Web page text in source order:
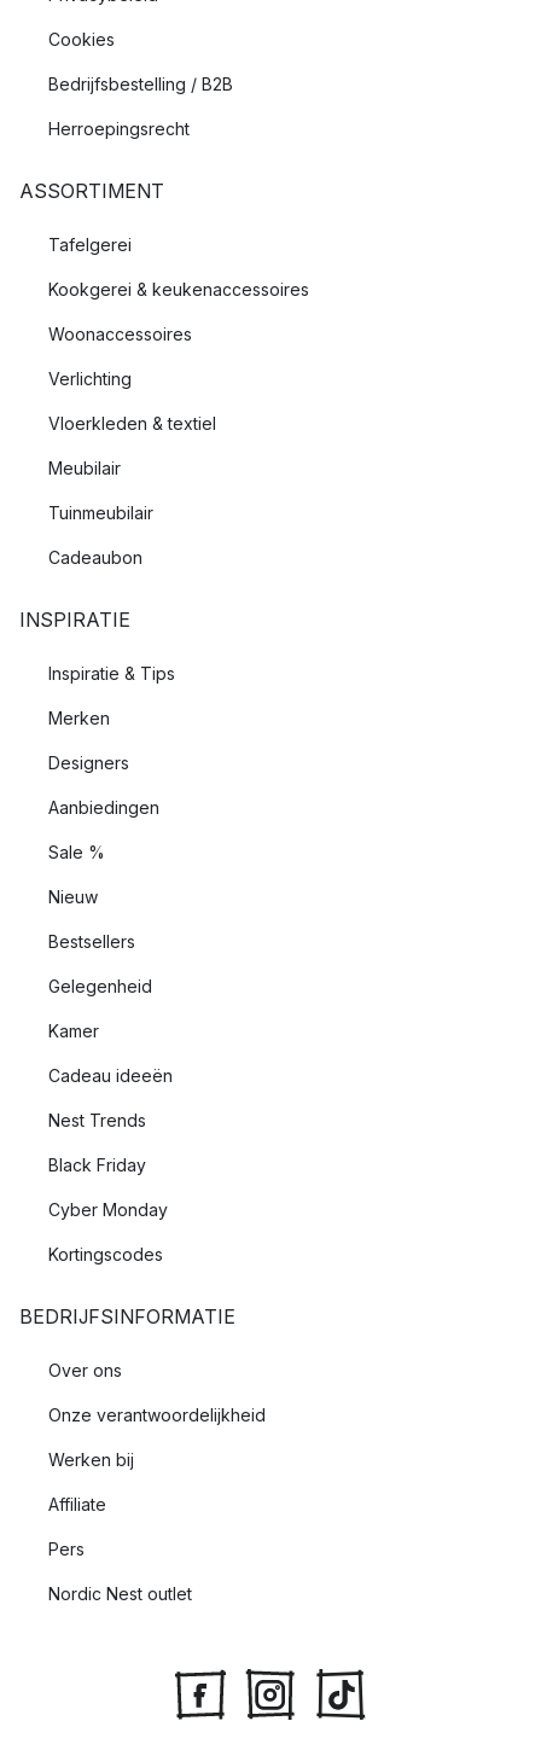
Cookies
Bedrijfsbestelling / B2B
Herroepingsrecht
ASSORTIMENT
Tafelgerei
Kookgerei & keukenaccessoires
Woonaccessoires
Verlichting
Vloerkleden & textiel
Meubilair
Tuinmeubilair
Cadeaubon
INSPIRATIE
Inspiratie & Tips
Merken
Designers
Aanbiedingen
Sale %
Nieuw
Bestsellers
Gelegenheid
Kamer
Cadeau ideeën
Nest Trends
Black Friday
Cyber Monday
Kortingscodes
BEDRIJFSINFORMATIE
Over ons
Onze verantwoordelijkheid
Werken bij
Affiliate
Pers
Nordic Nest outlet